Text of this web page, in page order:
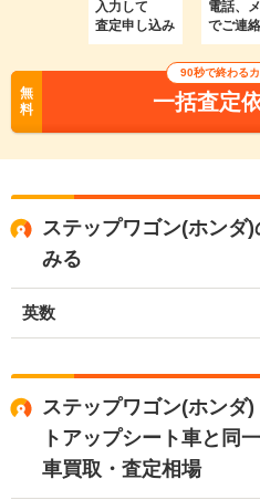
入力して
査定申し込み
電話、
でご連絡
無
料
90秒で終わる
一括査定
ステップワゴン(ホンダ
みる
英数
ステップワゴン(ホンダ
トアップシート車と同
車買取・査定相場